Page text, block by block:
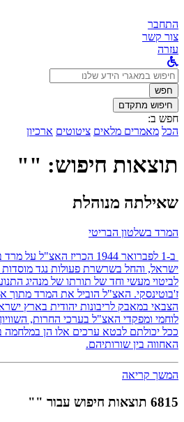
התחבר
צור קשר
עזרה
לחפש
ב:חפש
חיפוש מתקדם
חפש ב:
הכל מאמרים מלאים ציטוטים ארכיון
תוצאות חיפוש: ""
שאילתה מנוהלת
המרד בשלטון הבריטי
ב-1 לפברואר 1944 הכריז
ישראל, והחל בשרשרת פעולות נגד
לביטוי מעשי וחד של תורתו של מנהיג
ז'בוטינסקי. האצ"ל הוביל את המרד מתוך
הצבאי במאבק לריבונות יהודית בארץ
לוחמי ומפקדי האצ"ל בערכי החרות,
ככל יכולתם לבטא ערכים אלו הן במלחמה
האחווה בין שורותיהם.
המשך קריאה
6815 תוצאות חיפוש עבור ""